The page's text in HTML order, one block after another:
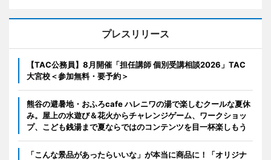
プレスリリース
【TAC公務員】8月開催「担任講師 個別受講相談2026」TAC
大宮校＜参加無料・要予約＞
熊谷の避暑地・おふろcafe ハレニワの湯で楽しむクールな夏休
み。屋上の水遊び＆花火からチャレンジゲーム、ワークショッ
プ、こども銭湯まで夏ならではのコンテンツを目一杯楽しもう
「こんな景品があったらいいな」が本当に商品に！「オリジナ